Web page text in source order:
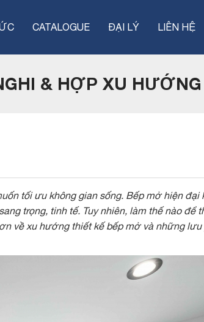
CATALOGUE ĐẠI LÝ LIÊN HỆ
& HỢP XU
tối ưu không gian sống. Bếp mở hiện đại
trọng, tinh tế. Tuy nhiên, làm thế nào để
về xu hướng thiết kế bếp mở và những lưu